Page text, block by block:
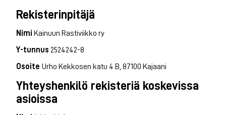
Rekisterinpitäjä
Nimi Kainuun Rastiviikko ry
Y-tunnus 2524242-8
Osoite Urho Kekkosen katu 4 B, 87100 Kajaani
Yhteyshenkilö rekisteriä koskevissa
asioissa